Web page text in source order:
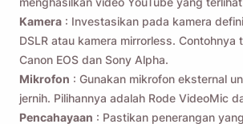
Kamera : Investasikan pada kamera
DSLR atau kamera mirrorless. Contohnya
Canon EOS dan Sony Alpha.
Mikrofon : Gunakan mikrofon eksternal
jernih. Pilihannya adalah Rode VideoMic
Pencahayaan : Pastikan penerangan